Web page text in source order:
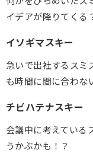
イデアが降りてくる
イソギマスキー
急いで出社するスミ
も時間に間に合わな
チビハテナスキー
会議中に考えている
うかぶかも！？